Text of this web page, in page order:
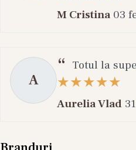
M Cristina 03
A
Totul la
Aurelia Vlad